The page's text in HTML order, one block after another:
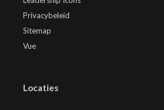
Privacybeleid
Sitemap
Vue
Locaties